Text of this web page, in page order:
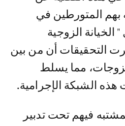
بهم المتورطين في
الخيانة الزوجية
التحقيقات أن من بين
مما يسلط
الشبكة الإجرامية.
فيهم تحت تدبير